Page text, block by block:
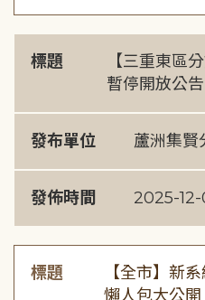
標題
【三重東區
暫停開放公告
發布單位 蘆洲集賢
發佈時間 2025-12-
標題
【全市】新
懶人包大公開